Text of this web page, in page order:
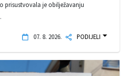
prisustvovala je obilježavanju
07. 8. 2026. PODIJELI